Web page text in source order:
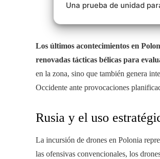
Una prueba de unidad
Los últimos acontecimientos en
renovadas tácticas bélicas para
en la zona, sino que también genera
Occidente ante provocaciones
Rusia y el uso
La incursión de drones en Polonia
las ofensivas convencionales, los